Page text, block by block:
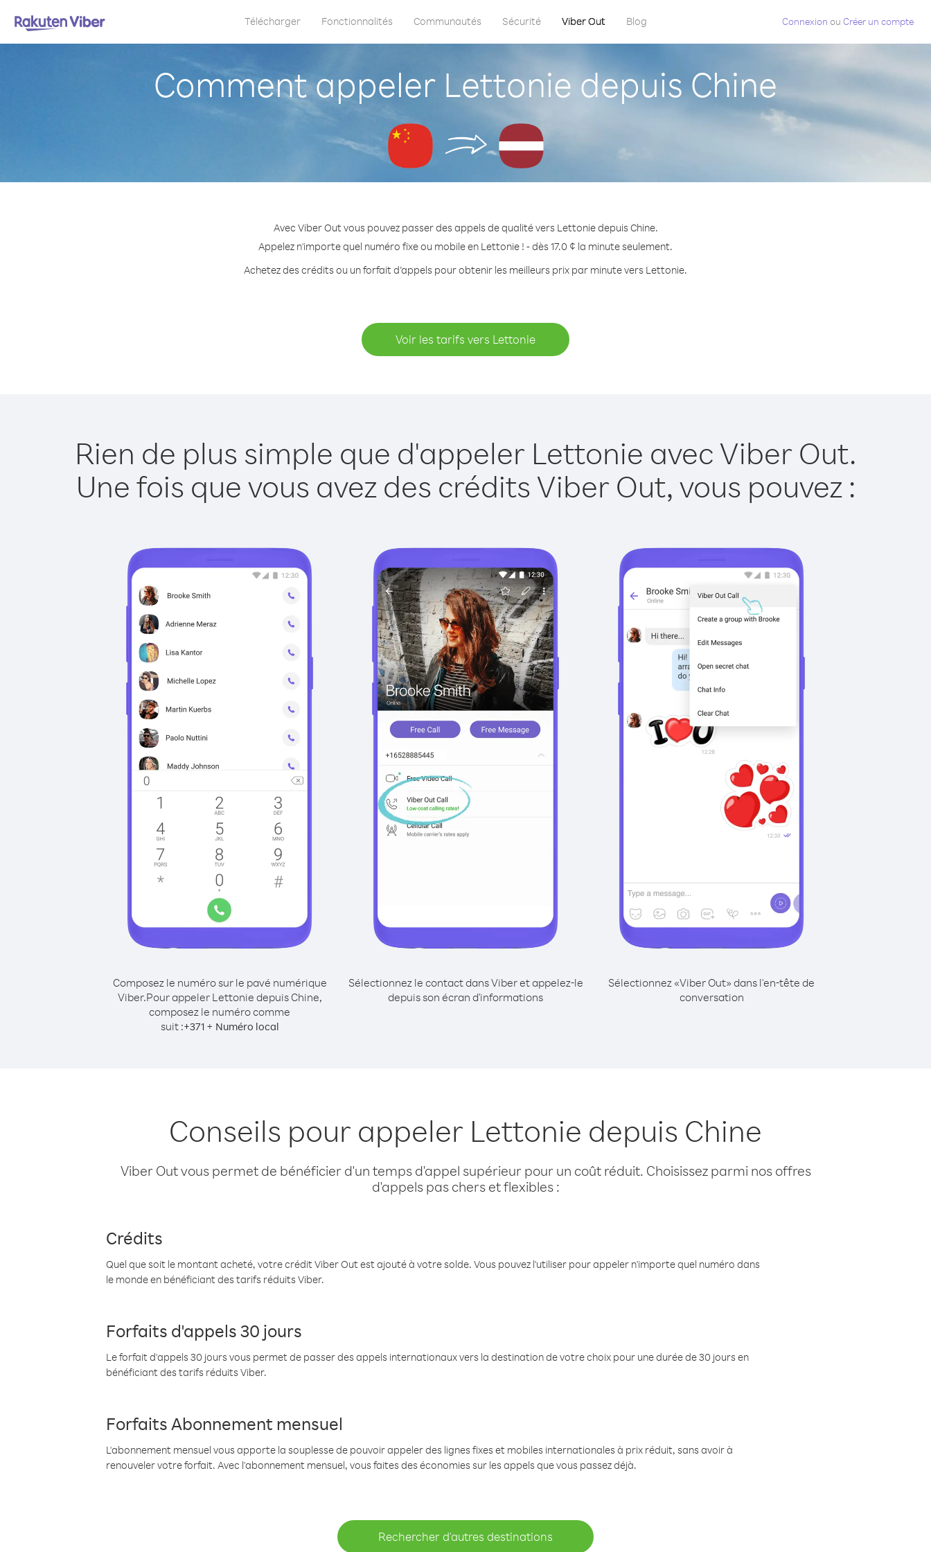
Télécharger Fonctionnalités Communautés Sécurité Viber Out Blog Connexion ou Créer un compte
Comment appeler Lettonie depuis Chine
Avec Viber Out vous pouvez passer des appels de qualité vers Lettonie depuis Chine.
Appelez n'importe quel numéro fixe ou mobile en Lettonie ! - dès 17.0 ¢ la minute seulement.
Achetez des crédits ou un forfait d’appels pour obtenir les meilleurs prix par minute vers Lettonie.
Voir les tarifs vers Lettonie
Rien de plus simple que d'appeler Lettonie avec Viber Out.
Une fois que vous avez des crédits Viber Out, vous pouvez :
Composez le numéro sur le pavé numérique
Viber.Pour appeler Lettonie depuis Chine,
composez le numéro comme
suit :+371+ Numéro local
Sélectionnez le contact dans Viber et appelez-le
depuis son écran d'informations
Sélectionnez «Viber Out» dans l'en-tête de
conversation
Conseils pour appeler Lettonie depuis Chine
Viber Out vous permet de bénéficier d'un temps d'appel supérieur pour un coût réduit. Choisissez parmi nos offres
d'appels pas chers et flexibles :
Crédits
Quel que soit le montant acheté, votre crédit Viber Out est ajouté à votre solde. Vous pouvez l'utiliser pour appeler n'importe quel numéro dans
le monde en bénéficiant des tarifs réduits Viber.
Forfaits d'appels 30 jours
Le forfait d'appels 30 jours vous permet de passer des appels internationaux vers la destination de votre choix pour une durée de 30 jours en
bénéficiant des tarifs réduits Viber.
Forfaits Abonnement mensuel
L'abonnement mensuel vous apporte la souplesse de pouvoir appeler des lignes fixes et mobiles internationales à prix réduit, sans avoir à
renouveler votre forfait. Avec l'abonnement mensuel, vous faites des économies sur les appels que vous passez déjà.
Rechercher d'autres destinations